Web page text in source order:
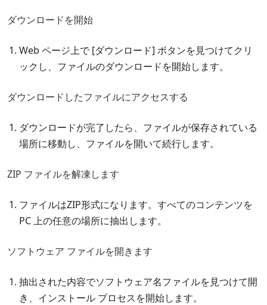
ダウンロードを開始
Web ページ上で [ダウンロード] ボタンを見つけてクリ
ックし、ファイルのダウンロードを開始します。
ダウンロードしたファイルにアクセスする
ダウンロードが完了したら、ファイルが保存されている
場所に移動し、ファイルを開いて続行します。
ZIP ファイルを解凍します
ファイルはZIP形式になります。すべてのコンテンツを
PC 上の任意の場所に抽出します。
ソフトウェア ファイルを開きます
抽出された内容でソフトウェア名ファイルを見つけて開
き、インストール プロセスを開始します。